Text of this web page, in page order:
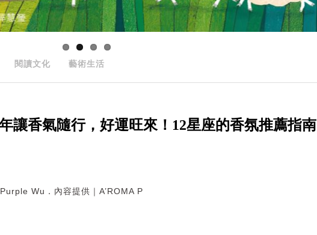
閱讀文化 藝術生活
讓香氣隨行，好運旺來！12星座的香氛推薦指南
Purple Wu．內容提供｜A’ROMA P